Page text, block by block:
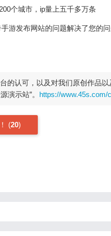
个城市，ip量上五千多万条
游发布网站的问题解决了您的
的认可，以及对我们原创作品
演示站”。 https://www.45s.com/
(20)